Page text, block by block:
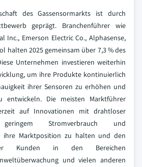
des Gassensormarkts ist durch
geprägt. Branchenführer wie
Inc., Emerson Electric Co., Alphasense,
halten 2025 gemeinsam über 7,3 % des
Unternehmen investieren weiterhin
um ihre Produkte kontinuierlich
ihrer Sensoren zu erhöhen und
entwickeln. Die meisten Marktführer
auf Innovationen mit drahtloser
geringem Stromverbrauch und
ihre Marktposition zu halten und den
Kunden in den Bereichen
und vielen anderen